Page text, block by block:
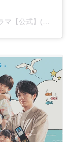
『明日はもっと、いい日になる』7月期月9ドラマ【公式】(@ashitawa_motto)がシェアした投稿